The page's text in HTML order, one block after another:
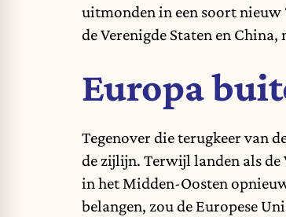
uitmonden in een soort nieuw
de Verenigde Staten en
Europa
Tegenover die terugkeer van
de zijlijn. Terwijl landen als de
in het Midden-Oosten
belangen, zou de Europese